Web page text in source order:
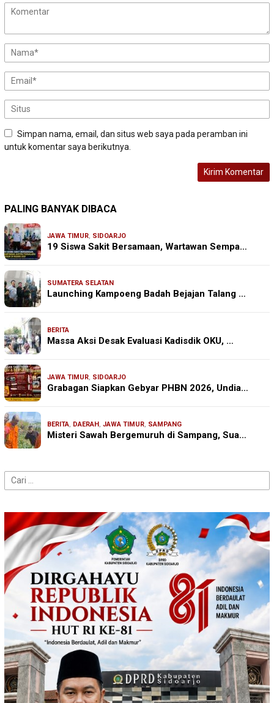
Simpan nama, email, dan situs web saya pada peramban ini
untuk komentar saya berikutnya.
PALING BANYAK DIBACA
JAWA TIMUR, SIDOARJO
19 Siswa Sakit Bersamaan, Wartawan Sempa…
SUMATERA SELATAN
Launching Kampoeng Badah Bejajan Talang …
BERITA
Massa Aksi Desak Evaluasi Kadisdik OKU, …
JAWA TIMUR, SIDOARJO
Grabagan Siapkan Gebyar PHBN 2026, Undia…
BERITA, DAERAH , JAWA TIMUR, SAMPANG
Misteri Sawah Bergemuruh di Sampang, Sua…
Cari
untuk: